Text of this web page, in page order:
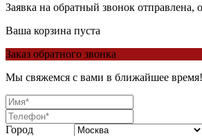
Заявка на обратный звонок отправлена,
Ваша корзина пуста
Заказ обратного звонка
Мы свяжемся с вами в ближайшее время!
Город